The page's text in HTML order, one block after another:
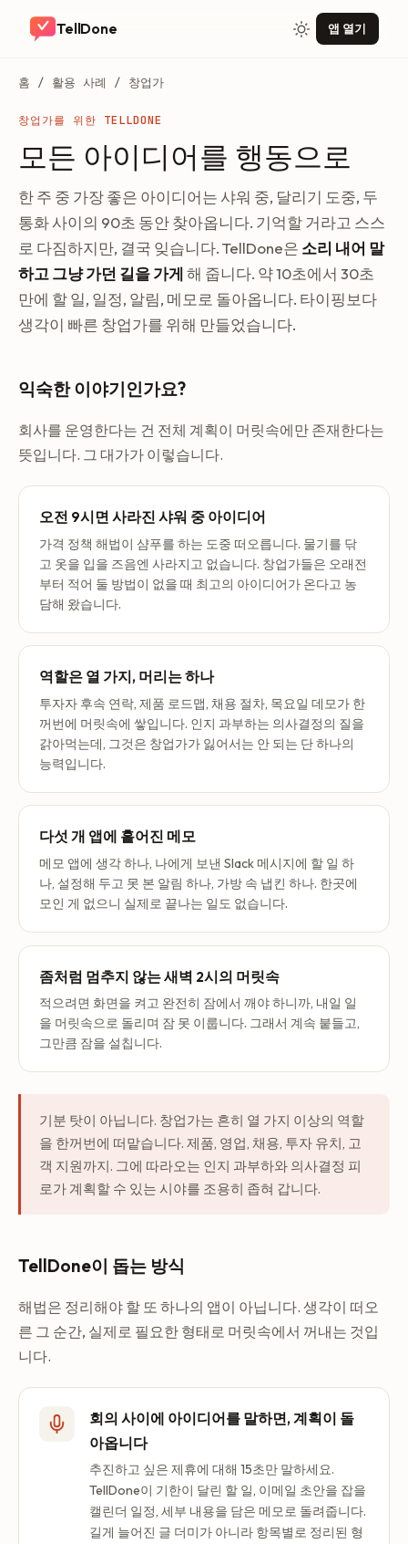
TellDone 앱 열기
홈 / 활용 사례 / 창업가
창업가를 위한 TELLDONE
모든 아이디어를 행동으로
한 주 중 가장 좋은 아이디어는 샤워 중, 달리기 도중, 두
통화 사이의 90초 동안 찾아옵니다. 기억할 거라고 스스
로 다짐하지만, 결국 잊습니다. TellDone은 소리 내어 말
하고 그냥 가던 길을 가게해 줍니다. 약 10초에서 30초
만에 할 일, 일정, 알림, 메모로 돌아옵니다. 타이핑보다
생각이 빠른 창업가를 위해 만들었습니다.
익숙한 이야기인가요?
회사를 운영한다는 건 전체 계획이 머릿속에만 존재한다는
뜻입니다. 그 대가가 이렇습니다.
오전 9시면 사라진 샤워 중 아이디어
가격 정책 해법이 샴푸를 하는 도중 떠오릅니다. 물기를 닦
고 옷을 입을 즈음엔 사라지고 없습니다. 창업가들은 오래전
부터 적어 둘 방법이 없을 때 최고의 아이디어가 온다고 농
담해 왔습니다.
역할은 열 가지, 머리는 하나
투자자 후속 연락, 제품 로드맵, 채용 절차, 목요일 데모가 한
꺼번에 머릿속에 쌓입니다. 인지 과부하는 의사결정의 질을
갉아먹는데, 그것은 창업가가 잃어서는 안 되는 단 하나의
능력입니다.
다섯 개 앱에 흩어진 메모
메모 앱에 생각 하나, 나에게 보낸 Slack 메시지에 할 일 하
나, 설정해 두고 못 본 알림 하나, 가방 속 냅킨 하나. 한곳에
모인 게 없으니 실제로 끝나는 일도 없습니다.
좀처럼 멈추지 않는 새벽 2시의 머릿속
적으려면 화면을 켜고 완전히 잠에서 깨야 하니까, 내일 일
을 머릿속으로 돌리며 잠 못 이룹니다. 그래서 계속 붙들고,
그만큼 잠을 설칩니다.
기분 탓이 아닙니다. 창업가는 흔히 열 가지 이상의 역할
을 한꺼번에 떠맡습니다. 제품, 영업, 채용, 투자 유치, 고
객 지원까지. 그에 따라오는 인지 과부하와 의사결정 피
로가 계획할 수 있는 시야를 조용히 좁혀 갑니다.
TellDone이 돕는 방식
해법은 정리해야 할 또 하나의 앱이 아닙니다. 생각이 떠오
른 그 순간, 실제로 필요한 형태로 머릿속에서 꺼내는 것입
니다.
회의 사이에 아이디어를 말하면, 계획이 돌
아옵니다
추진하고 싶은 제휴에 대해 15초만 말하세요.
TellDone이 기한이 달린 할 일, 이메일 초안을 잡을
캘린더 일정, 세부 내용을 담은 메모로 돌려줍니다.
길게 늘어진 글 더미가 아니라 항목별로 정리된 형